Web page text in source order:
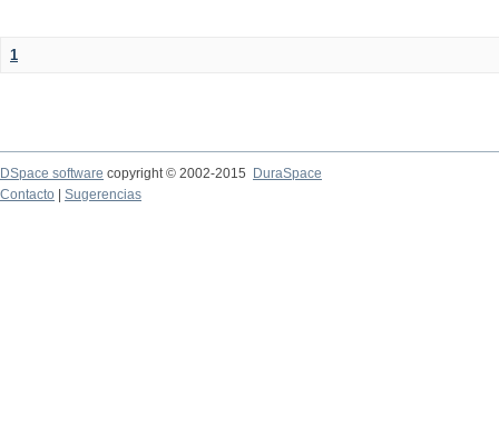
1
DSpace software copyright © 2002-2015
DuraSpace
Contacto
Sugerencias